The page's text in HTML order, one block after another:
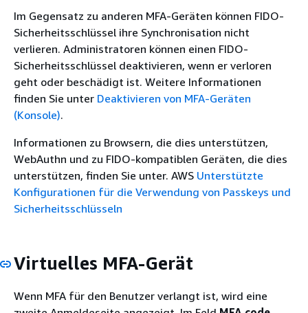
Im Gegensatz zu anderen MFA-Geräten können FIDO-
Sicherheitsschlüssel ihre Synchronisation nicht
verlieren. Administratoren können einen FIDO-
Sicherheitsschlüssel deaktivieren, wenn er verloren
geht oder beschädigt ist. Weitere Informationen
finden Sie unter Deaktivieren von MFA-Geräten
(Konsole).
Informationen zu Browsern, die dies unterstützen,
WebAuthn und zu FIDO-kompatiblen Geräten, die dies
unterstützen, finden Sie unter. AWS Unterstützte
Konfigurationen für die Verwendung von Passkeys und
Sicherheitsschlüsseln
Virtuelles MFA-Gerät
Wenn MFA für den Benutzer verlangt ist, wird eine